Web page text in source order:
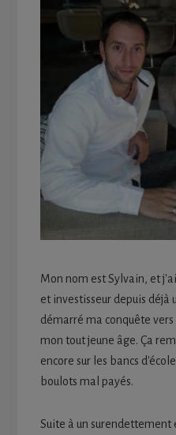
Mon nom est Sylvain, et
et investisseur depuis déjà
démarré ma conquête
mon tout jeune âge. Ça
encore sur les bancs
boulots mal payés.
Suite à un